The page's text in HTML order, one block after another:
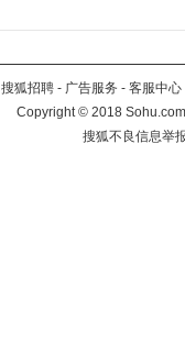
搜狐招聘 - 广告服务 - 客服中心
Copyright©2018
搜狐不良信息举